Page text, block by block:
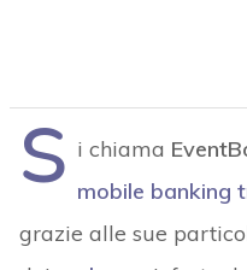
S i chiama
mobile banking
grazie alle sue